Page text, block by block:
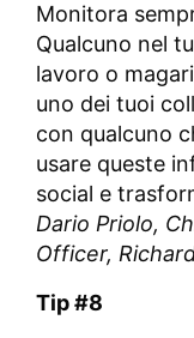
Monitora
Qualcuno nel
lavoro o
uno dei tuoi
con qualcuno
usare queste
social e
Dario Priolo,
Officer,
Tip #8